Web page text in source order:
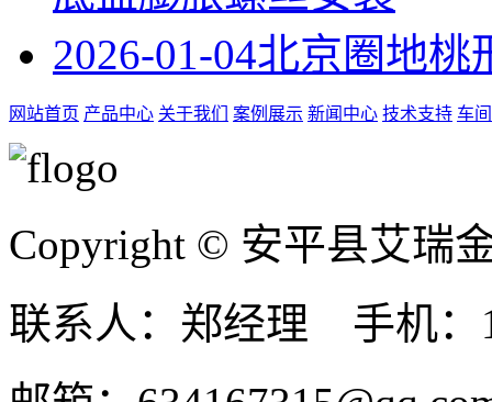
2026-01-04北京圈地桃
网站首页 产品中心 关于我们 案例展示 新闻中心 技术支持 车
Copyright © 安平县艾瑞
联系人：郑经理 手机：